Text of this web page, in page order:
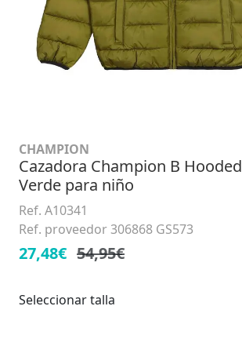
CHAMPION
Cazadora Champion B Hooded
Verde para niño
Ref. A10341
Ref. proveedor 306868 GS573
27,48€ 54,95€
Seleccionar talla